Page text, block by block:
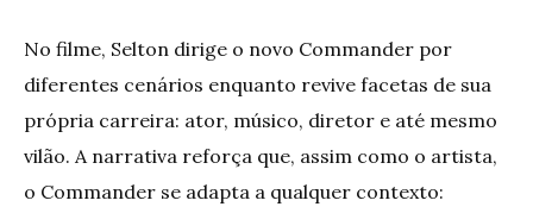
No filme, Selton dirige o novo Commander por
diferentes cenários enquanto revive facetas de sua
própria carreira: ator, músico, diretor e até mesmo
vilão. A narrativa reforça que, assim como o artista,
o Commander se adapta a qualquer contexto: